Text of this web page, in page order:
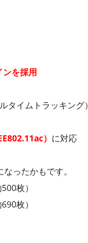
を採用
タイムトラッキング）
） に対応
ったかもです。
枚）
枚）